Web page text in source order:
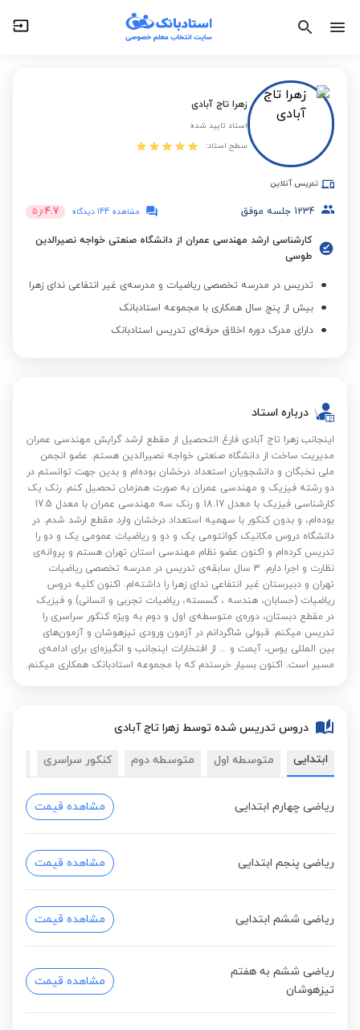
زهرا تاج آبادی
استاد تایید شده
سطح استاد:
تدریس آنلاین
1234 جلسه موفق مشاهده 144 دیدگاه 4.7 از 5
کارشناسی ارشد مهندسی عمران از دانشگاه صنعتی خواجه نصیرالدین
طوسی
تدریس در مدرسه تخصصی ریاضیات و مدرسه‌ی غیر انتفاعی ندای زهرا
بیش از پنج سال همکاری با مجموعه استادبانک
دارای مدرک دوره اخلاق حرفه‌ای تدریس استادبانک
درباره استاد
اینجانب زهرا تاج آبادی فارغ التحصیل از مقطع ارشد گرایش مهندسی عمران
مدیریت ساخت از دانشگاه صنعتی خواجه نصیرالدین هستم. عضو انجمن
ملی نخبگان و دانشجویان استعداد درخشان بوده‌ام و بدین جهت توانستم در
دو رشته فیزیک و مهندسی عمران به صورت همزمان تحصیل کنم. رنک یک
کارشناسی فیزیک با معدل 18.17 و رنک سه مهندسی عمران با معدل 17.5
بوده‌ام، و بدون کنکور با سهمیه استعداد درخشان وارد مقطع ارشد شدم. در
دانشگاه دروس مکانیک کوانتومی یک و دو و ریاضیات عمومی یک و دو را
تدریس کرده‌ام و اکنون عضو نظام مهندسی استان تهران هستم و پروانه‌ی
نظارت و اجرا دارم. 3 سال سابقه‌ی تدریس در مدرسه تخصصی ریاضیات
تهران و دبیرستان غیر انتفاعی ندای زهرا را داشته‌ام. اکنون کلیه دروس
ریاضیات (حسابان، هندسه‌ ، گسسته، ریاضیات تجربی و انسانی) و فیزیک
در مقطع دبستان، دوره‌ی متوسطه‌ی اول و دوم به ویژه کنکور سراسری را
تدریس میکنم. قبولی شاگردانم در آزمون ورودی تیزهوشان و آزمون‌های
بین المللی یوس، آیمت و ... از افتخارات اینجانب و انگیزه‌‌ای برای ادامه‌‌‌ی
مسیر است. اکنون بسیار خرسندم که با مجموعه استادبانک همکاری میکنم.
دروس تدریس شده توسط زهرا تاج آبادی
ابتدایی متوسطه اول متوسطه دوم کنکور سراسری
ریاضی چهارم ابتدایی مشاهده قیمت
ریاضی پنجم ابتدایی مشاهده قیمت
ریاضی ششم ابتدایی مشاهده قیمت
ریاضی ششم به هفتم
تیزهوشان
مشاهده قیمت